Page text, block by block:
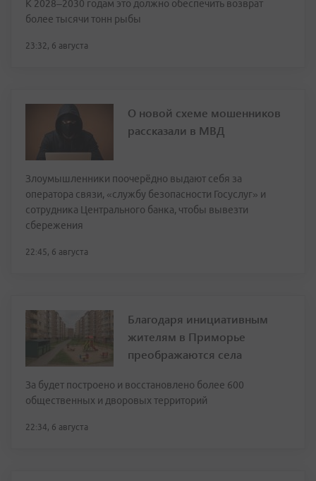
К 2028–2030 годам это должно обеспечить возврат
более тысячи тонн рыбы
23:32, 6 августа
О новой схеме мошенников
рассказали в МВД
Злоумышленники поочерёдно выдают себя за
оператора связи, «службу безопасности Госуслуг» и
сотрудника Центрального банка, чтобы вывезти
сбережения
22:45, 6 августа
Благодаря инициативным
жителям в Приморье
преображаются села
За будет построено и восстановлено более 600
общественных и дворовых территорий
22:34, 6 августа